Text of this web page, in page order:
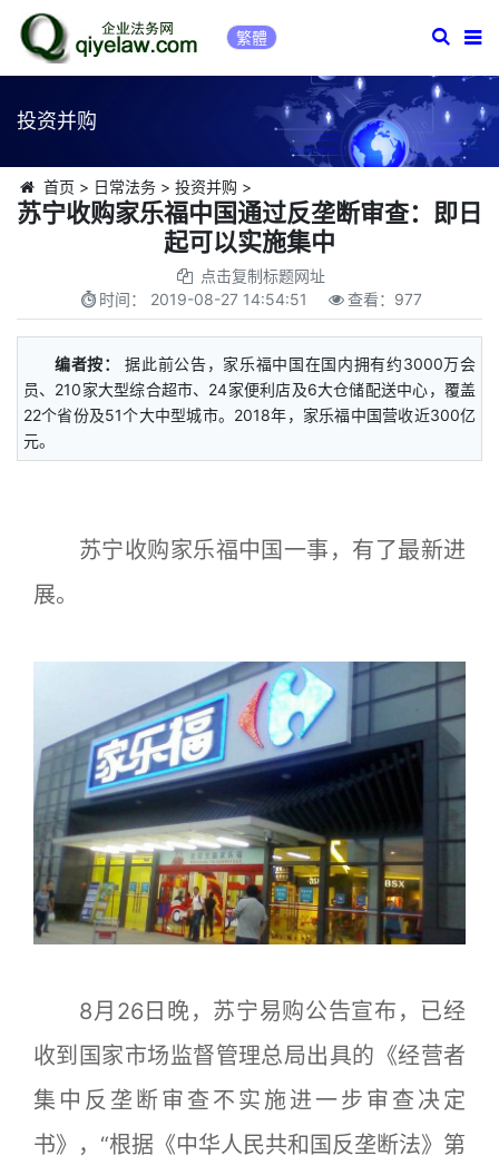
繁體
投资并购
首页 > 日常法务> 投资并购 >
苏宁收购家乐福中国通过反垄断审查：即日
起可以实施集中
点击复制标题网址
时间： 2019-08-27 14:54:51 查看： 977
编者按：
据此前公告，家乐福中国在国内拥有约3000万会
员、210家大型综合超市、24家便利店及6大仓储配送中心，覆盖
22个省份及51个大中型城市。2018年，家乐福中国营收近300亿
元。
苏宁收购家乐福中国一事，有了最新进
展。
8月26日晚，苏宁易购公告宣布，已经
收到国家市场监督管理总局出具的《经营者
集中反垄断审查不实施进一步审查决定
书》，“根据《中华人民共和国反垄断法》第